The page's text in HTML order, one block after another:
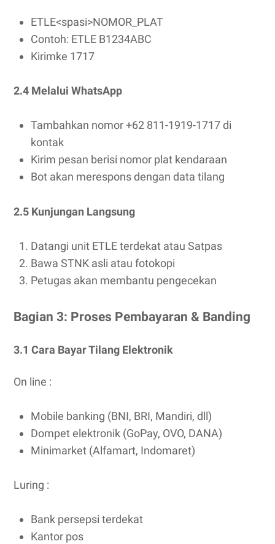
ETLE<spasi>NOMOR_PLAT
Contoh: ETLE B1234ABC
Kirimke 1717
2.4 Melalui WhatsApp
Tambahkan nomor +62 811-1919-1717 di
kontak
Kirim pesan berisi nomor plat kendaraan
Bot akan merespons dengan data tilang
2.5 Kunjungan Langsung
Datangi unit ETLE terdekat atau Satpas
Bawa STNK asli atau fotokopi
Petugas akan membantu pengecekan
Bagian 3: Proses Pembayaran & Banding
3.1 Cara Bayar Tilang Elektronik
On line :
Mobile banking (BNI, BRI, Mandiri, dll)
Dompet elektronik (GoPay, OVO, DANA)
Minimarket (Alfamart, Indomaret)
Luring ‌:
Bank persepsi terdekat
Kantor pos